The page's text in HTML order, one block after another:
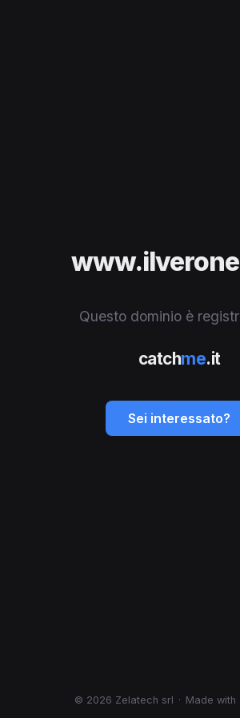
Questo dominio è
catchme.it
Sei interessato?
© 2026 Zelatech srl · Made with